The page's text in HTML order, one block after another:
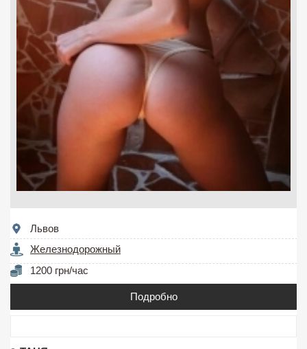
Львов
Железнодорожный
1200 грн/час
Подробно